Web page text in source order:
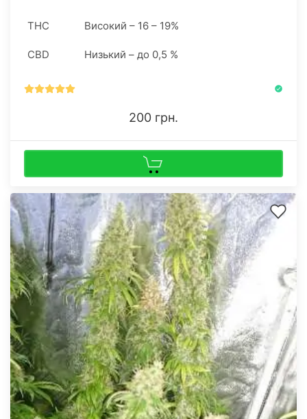
THC Високий – 16 – 19%
CBD Низький – до 0,5 %
200 грн.